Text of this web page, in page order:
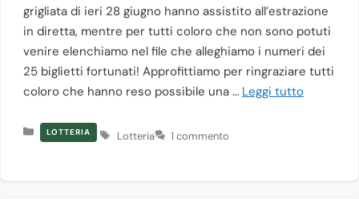
grigliata di ieri 28 giugno hanno assistito all’estrazione
in diretta, mentre per tutti coloro che non sono potuti
venire elenchiamo nel file che alleghiamo i numeri dei
25 biglietti fortunati! Approfittiamo per ringraziare tutti
coloro che hanno reso possibile una … Leggi tutto
Categorie
LOTTERIA Tag
Lotteria 1 commento